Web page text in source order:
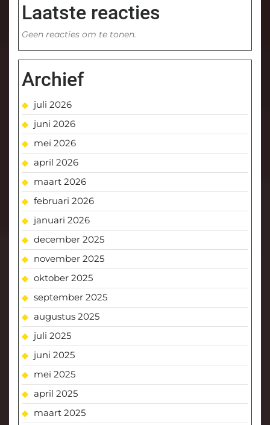
Laatste reacties
Geen reacties om te tonen.
Archief
juli 2026
juni 2026
mei 2026
april 2026
maart 2026
februari 2026
januari 2026
december 2025
november 2025
oktober 2025
september 2025
augustus 2025
juli 2025
juni 2025
mei 2025
april 2025
maart 2025